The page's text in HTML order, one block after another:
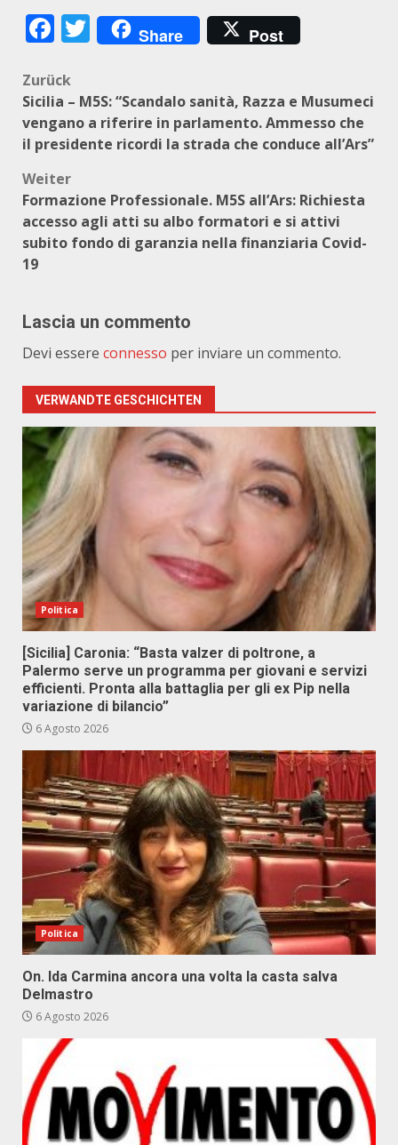
Facebook
Twitter
Share Post
Beitragsnavigation
Zurück
Sicilia – M5S: “Scandalo sanità, Razza e Musumeci
vengano a riferire in parlamento. Ammesso che
il presidente ricordi la strada che conduce all’Ars”
Weiter
Formazione Professionale. M5S all’Ars: Richiesta
accesso agli atti su albo formatori e si attivi
subito fondo di garanzia nella finanziaria Covid-
19
Lascia un commento
Devi essere connesso per inviare un commento.
VERWANDTE GESCHICHTEN
Politica
[Sicilia] Caronia: “Basta valzer di poltrone, a
Palermo serve un programma per giovani e servizi
efficienti. Pronta alla battaglia per gli ex Pip nella
variazione di bilancio”
6 Agosto 2026
Politica
On. Ida Carmina ancora una volta la casta salva
Delmastro
6 Agosto 2026